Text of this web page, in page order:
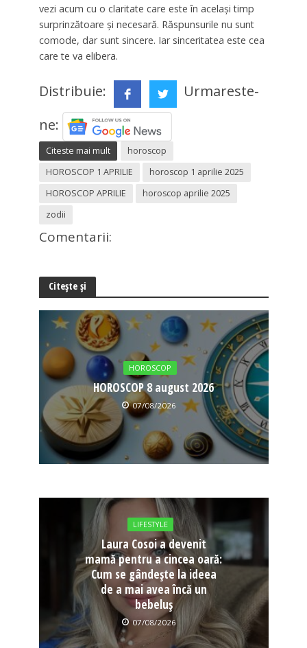
vezi acum cu o claritate care este în același timp
surprinzătoare și necesară. Răspunsurile nu sunt
comode, dar sunt sincere. Iar sinceritatea este cea
care te va elibera.
Distribuie:
Urmareste-
ne:
Citeste mai mult
horoscop
HOROSCOP 1 APRILIE
horoscop 1 aprilie 2025
HOROSCOP APRILIE
horoscop aprilie 2025
zodii
Comentarii:
Citește și
HOROSCOP
HOROSCOP 8 august 2026
07/08/2026
LIFESTYLE
Laura Cosoi a devenit
mamă pentru a cincea oară:
Cum se gândește la ideea
de a mai avea încă un
bebeluș
07/08/2026